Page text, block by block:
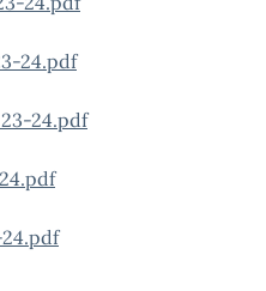
24.pdf
23-24.pdf
24.pdf